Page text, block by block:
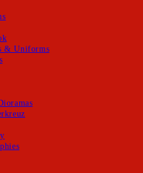
& Uniforms